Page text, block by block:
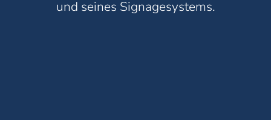
jeden Aufwand, je nach Bedarf, mit einem
und seines Signagesystems.